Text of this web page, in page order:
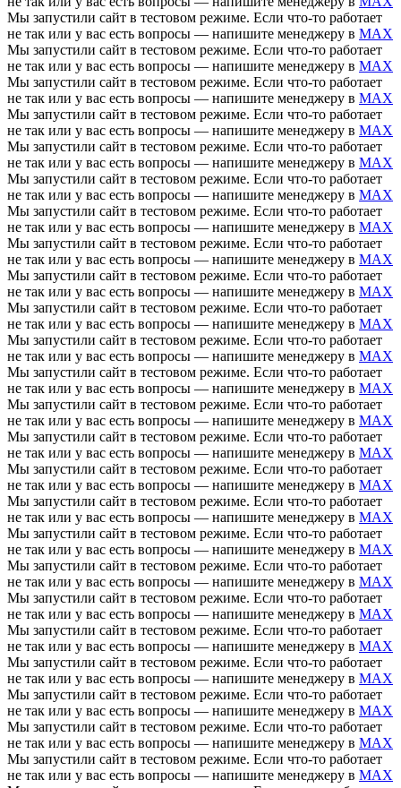
Мы запустили сайт в тестовом режиме. Если что-то работает
не так или у вас есть вопросы — напишите менеджеру в MAX
Мы запустили сайт в тестовом режиме. Если что-то работает
не так или у вас есть вопросы — напишите менеджеру в MAX
Мы запустили сайт в тестовом режиме. Если что-то работает
не так или у вас есть вопросы — напишите менеджеру в MAX
Мы запустили сайт в тестовом режиме. Если что-то работает
не так или у вас есть вопросы — напишите менеджеру в MAX
Мы запустили сайт в тестовом режиме. Если что-то работает
не так или у вас есть вопросы — напишите менеджеру в MAX
Мы запустили сайт в тестовом режиме. Если что-то работает
не так или у вас есть вопросы — напишите менеджеру в MAX
Мы запустили сайт в тестовом режиме. Если что-то работает
не так или у вас есть вопросы — напишите менеджеру в MAX
Мы запустили сайт в тестовом режиме. Если что-то работает
не так или у вас есть вопросы — напишите менеджеру в MAX
Мы запустили сайт в тестовом режиме. Если что-то работает
не так или у вас есть вопросы — напишите менеджеру в MAX
Мы запустили сайт в тестовом режиме. Если что-то работает
не так или у вас есть вопросы — напишите менеджеру в MAX
Мы запустили сайт в тестовом режиме. Если что-то работает
не так или у вас есть вопросы — напишите менеджеру в MAX
Мы запустили сайт в тестовом режиме. Если что-то работает
не так или у вас есть вопросы — напишите менеджеру в MAX
Мы запустили сайт в тестовом режиме. Если что-то работает
не так или у вас есть вопросы — напишите менеджеру в MAX
Мы запустили сайт в тестовом режиме. Если что-то работает
не так или у вас есть вопросы — напишите менеджеру в MAX
Мы запустили сайт в тестовом режиме. Если что-то работает
не так или у вас есть вопросы — напишите менеджеру в MAX
Мы запустили сайт в тестовом режиме. Если что-то работает
не так или у вас есть вопросы — напишите менеджеру в MAX
Мы запустили сайт в тестовом режиме. Если что-то работает
не так или у вас есть вопросы — напишите менеджеру в MAX
Мы запустили сайт в тестовом режиме. Если что-то работает
не так или у вас есть вопросы — напишите менеджеру в MAX
Мы запустили сайт в тестовом режиме. Если что-то работает
не так или у вас есть вопросы — напишите менеджеру в MAX
Мы запустили сайт в тестовом режиме. Если что-то работает
не так или у вас есть вопросы — напишите менеджеру в MAX
Мы запустили сайт в тестовом режиме. Если что-то работает
не так или у вас есть вопросы — напишите менеджеру в MAX
Мы запустили сайт в тестовом режиме. Если что-то работает
не так или у вас есть вопросы — напишите менеджеру в MAX
Мы запустили сайт в тестовом режиме. Если что-то работает
не так или у вас есть вопросы — напишите менеджеру в MAX
Мы запустили сайт в тестовом режиме. Если что-то работает
не так или у вас есть вопросы — напишите менеджеру в MAX